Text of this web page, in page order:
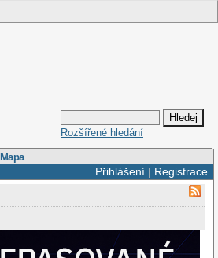
Rozšířené hledání
Mapa
Přihlášení| Registrace